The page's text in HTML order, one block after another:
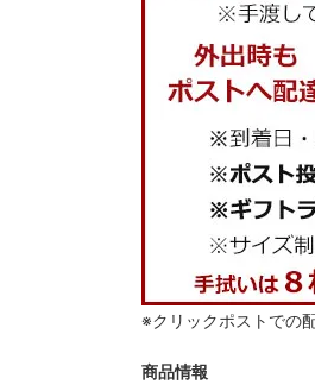
※クリックポストでの
商品情報